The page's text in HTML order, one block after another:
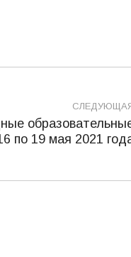
по 19 мая 2021